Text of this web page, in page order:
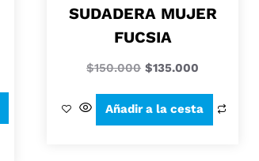
SUDADERA MUJER
FUCSIA
$150.000 $135.000
Añadir a la cesta